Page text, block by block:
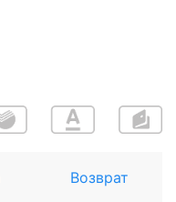
Возврат